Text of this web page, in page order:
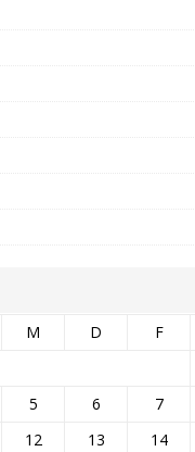
M D F
5 6 7
12 13 14